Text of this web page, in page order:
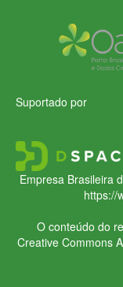
Suportado por
Empresa Brasileira
https://
O conteúdo do
Creative Commons